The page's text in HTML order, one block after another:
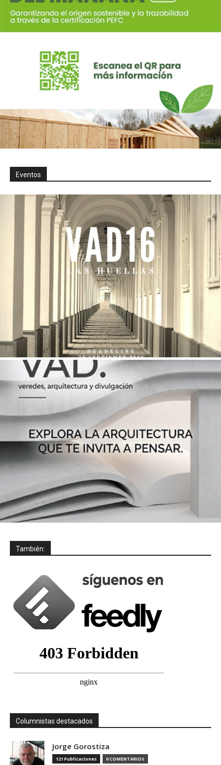
Eventos
También:
Columnistas destacados
Jorge Gorostiza
121 Publicaciones 0 COMENTARIOS